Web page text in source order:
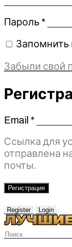
Пароль *
Запомнить
Забыли свой
Email *
Ссылка для
отправлена
почты.
Регистрация
Register Login